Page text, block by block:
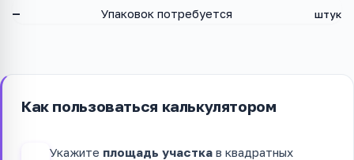
— Упаковок потребуется штук
Как пользоваться калькулятором
Укажите площадь участка в квадратных